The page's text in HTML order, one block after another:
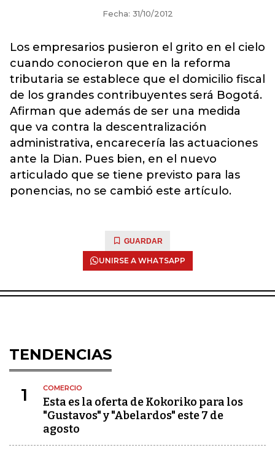
Fecha: 31/10/2012
Los empresarios pusieron el grito en el cielo
cuando conocieron que en la reforma
tributaria se establece que el domicilio fiscal
de los grandes contribuyentes será Bogotá.
Afirman que además de ser una medida
que va contra la descentralización
administrativa, encarecería las actuaciones
ante la Dian. Pues bien, en el nuevo
articulado que se tiene previsto para las
ponencias, no se cambió este artículo.
GUARDAR
UNIRSE A WHATSAPP
TENDENCIAS
1 COMERCIO
Esta es la oferta de Kokoriko para los
"Gustavos" y "Abelardos" este 7 de
agosto